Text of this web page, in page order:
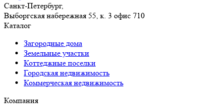
Санкт-Петербург,
Выборгская набережная 55, к. 3 офис 710
Каталог
Загородные дома
Земельные участки
Коттеджные поселки
Городская недвижимость
Коммерческая недвижимость
Компания